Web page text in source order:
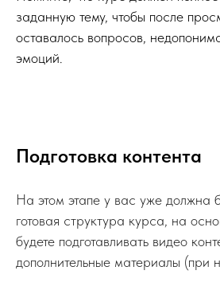
заданную тему, чтобы после
оставалось вопросов,
эмоций.
Подготовка контента
На этом этапе у вас уже должна
готовая структура курса, на
будете подготавливать видео
дополнительные материалы (при